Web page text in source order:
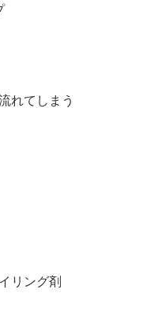
れてしまう
リング剤